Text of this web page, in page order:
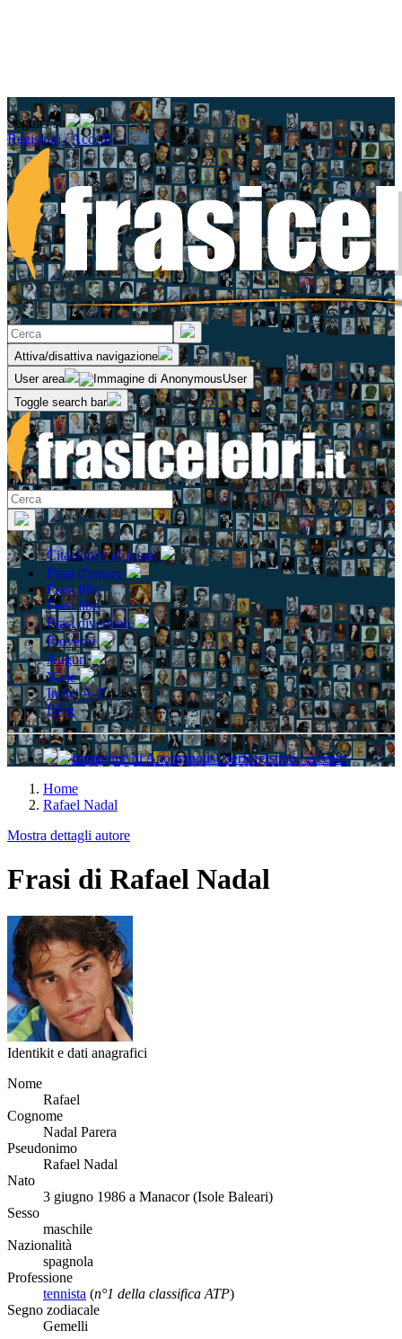
Seguici su
Registrati / Accedi
Attiva/disattiva navigazione
User area
Toggle search bar
Citazioni e aforismi
Frasi d'amore
Frasi film
Frasi libri
Frasi divertenti
Proverbi
Auguri
Varie
Indici A-Z
Blog
Registrati / Accedi
Home
Rafael Nadal
Mostra dettagli autore
Frasi di Rafael Nadal
Identikit e dati anagrafici
Nome
Rafael
Cognome
Nadal Parera
Pseudonimo
Rafael Nadal
Nato
3 giugno 1986 a Manacor (Isole Baleari)
Sesso
maschile
Nazionalità
spagnola
Professione
tennista (n°1 della classifica ATP)
Segno zodiacale
Gemelli